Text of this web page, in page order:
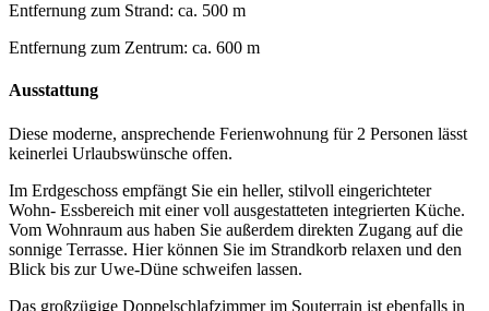
Entfernung zum Strand: ca. 500 m
Entfernung zum Zentrum: ca. 600 m
Ausstattung
Diese moderne, ansprechende Ferienwohnung für 2 Personen lässt
keinerlei Urlaubswünsche offen.
Im Erdgeschoss empfängt Sie ein heller, stilvoll eingerichteter
Wohn- Essbereich mit einer voll ausgestatteten integrierten Küche.
Vom Wohnraum aus haben Sie außerdem direkten Zugang auf die
sonnige Terrasse. Hier können Sie im Strandkorb relaxen und den
Blick bis zur Uwe-Düne schweifen lassen.
Das großzügige Doppelschlafzimmer im Souterrain ist ebenfalls in